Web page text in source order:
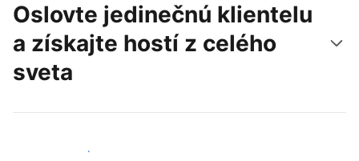
Oslovte jedinečnú klientelu
a získajte hostí z celého
sveta
Osloviť nových hostí